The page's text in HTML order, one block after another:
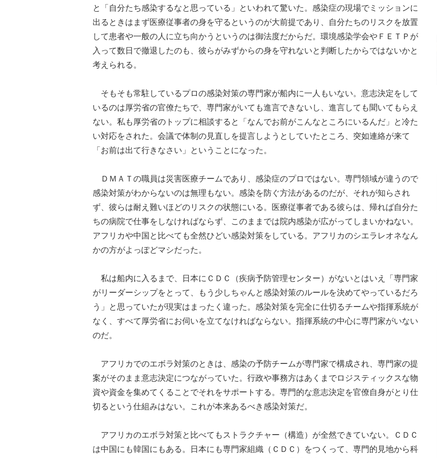
と「自分たち感染するなと思っている」といわれて驚いた。感染症の現場でミッションに
出るときはまず医療従事者の身を守るというのが大前提であり、自分たちのリスクを放置
して患者や一般の人に立ち向かうというのは御法度だからだ。環境感染学会やＦＥＴＰが
入って数日で撤退したのも、彼らがみずからの身を守れないと判断したからではないかと
考えられる。
そもそも常駐しているプロの感染対策の専門家が船内に一人もいない。意志決定をして
いるのは厚労省の官僚たちで、専門家がいても進言できないし、進言しても聞いてもらえ
ない。私も厚労省のトップに相談すると「なんでお前がこんなところにいるんだ」と冷た
い対応をされた。会議で体制の見直しを提言しようとしていたところ、突如連絡が来て
「お前は出て行きなさい」ということになった。
ＤＭＡＴの職員は災害医療チームであり、感染症のプロではない。専門領域が違うので
感染対策がわからないのは無理もない。感染を防ぐ方法があるのだが、それが知らされ
ず、彼らは耐え難いほどのリスクの状態にいる。医療従事者である彼らは、帰れば自分た
ちの病院で仕事をしなければならず、このままでは院内感染が広がってしまいかねない。
アフリカや中国と比べても全然ひどい感染対策をしている。アフリカのシエラレオネなん
かの方がよっぽどマシだった。
私は船内に入るまで、日本にＣＤＣ（疾病予防管理センター）がないとはいえ「専門家
がリーダーシップをとって、もう少しちゃんと感染対策のルールを決めてやっているだろ
う」と思っていたが現実はまったく違った。感染対策を完全に仕切るチームや指揮系統が
なく、すべて厚労省にお伺いを立てなければならない。指揮系統の中心に専門家がいない
のだ。
アフリカでのエボラ対策のときは、感染の予防チームが専門家で構成され、専門家の提
案がそのまま意志決定につながっていた。行政や事務方はあくまでロジスティックスな物
資や資金を集めてくることでそれをサポートする。専門的な意志決定を官僚自身がとり仕
切るという仕組みはない。これが本来あるべき感染対策だ。
アフリカのエボラ対策と比べてもストラクチャー（構造）が全然できていない。ＣＤＣ
は中国にも韓国にもある。日本にも専門家組織（ＣＤＣ）をつくって、専門的見地から科